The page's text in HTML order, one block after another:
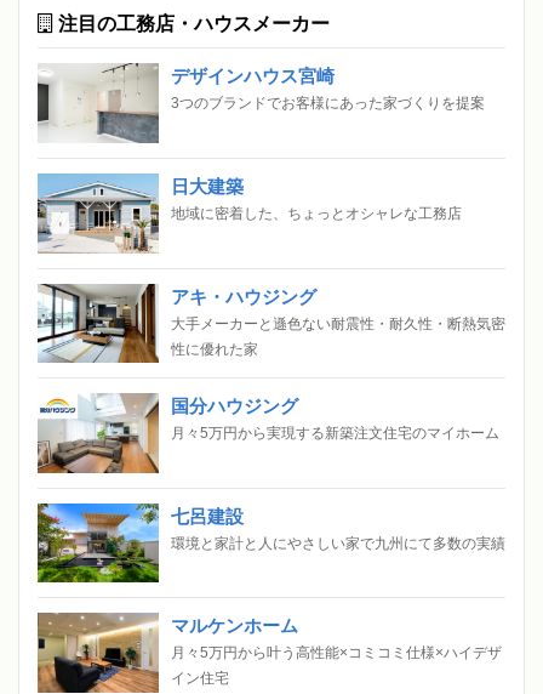
注目の工務店・ハウスメーカー
デザインハウス宮崎
3つのブランドでお客様にあった家づくりを提案
日大建築
地域に密着した、ちょっとオシャレな工務店
アキ・ハウジング
大手メーカーと遜色ない耐震性・耐久性・断熱気密
性に優れた家
国分ハウジング
月々5万円から実現する新築注文住宅のマイホーム
七呂建設
環境と家計と人にやさしい家で九州にて多数の実績
マルケンホーム
月々5万円から叶う高性能×コミコミ仕様×ハイデザ
イン住宅